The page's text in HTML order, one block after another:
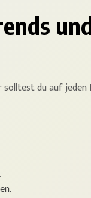
du auf jeden